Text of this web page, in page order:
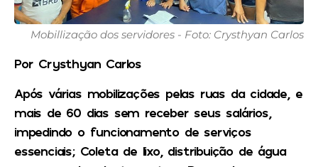
Mobillização dos servidores - Foto: Crysthyan Carlos
Por Crysthyan Carlos
Após várias mobilizações pelas ruas da cidade, e
mais de 60 dias sem receber seus salários,
impedindo o funcionamento de serviços
essenciais; Coleta de lixo, distribuição de água